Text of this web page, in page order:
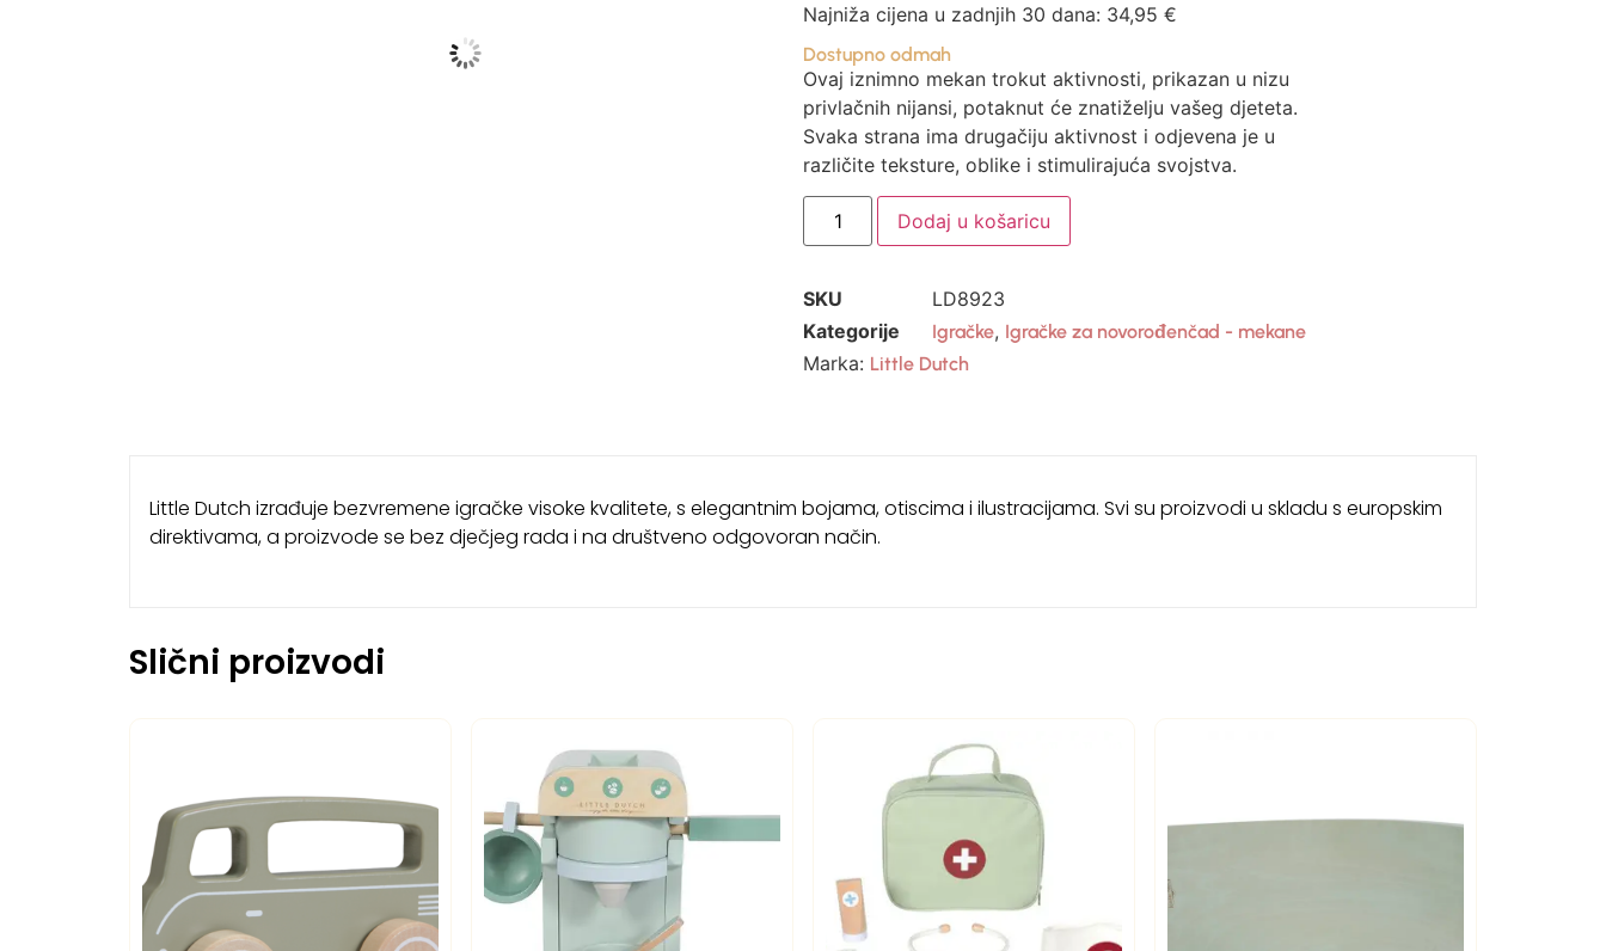
Najniža cijena u zadnjih 30 dana: 34,95 €
Dostupno odmah
Ovaj iznimno mekan trokut aktivnosti, prikazan u nizu
privlačnih nijansi, potaknut će znatiželju vašeg djeteta.
Svaka strana ima drugačiju aktivnost i odjevena je u
različite teksture, oblike i stimulirajuća svojstva.
Dodaj u košaricu
SKU
LD8923
Kategorije
Igračke, Igračke za novorođenčad - mekane
Marka: Little Dutch
Little Dutch izrađuje bezvremene igračke visoke kvalitete, s elegantnim bojama, otiscima i ilustracijama. Svi su proizvodi u skladu s europskim
direktivama, a proizvode se bez dječjeg rada i na društveno odgovoran način.
Slični proizvodi